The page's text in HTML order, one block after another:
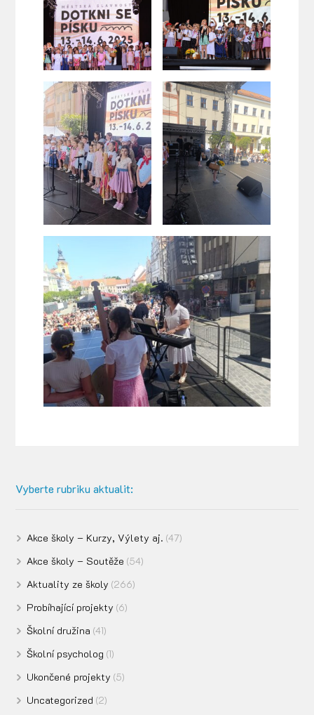
Vyberte rubriku aktualit:
Akce školy – Kurzy, Výlety aj. (47)
Akce školy – Soutěže (54)
Aktuality ze školy (266)
Probíhající projekty (6)
Školní družina (41)
Školní psycholog (1)
Ukončené projekty (5)
Uncategorized (2)